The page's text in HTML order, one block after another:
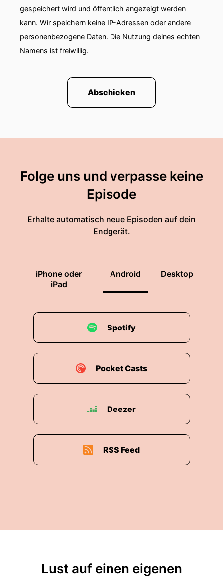
gespeichert wird und öffentlich angezeigt werden
kann. Wir speichern keine IP-Adressen oder andere
personenbezogene Daten. Die Nutzung deines echten
Namens ist freiwillig.
Abschicken
Folge uns und verpasse keine
Episode
Erhalte automatisch neue Episoden auf dein
Endgerät.
iPhone oder
iPad
Android Desktop
Spotify
Pocket Casts
Deezer
RSS Feed
Lust auf einen eigenen